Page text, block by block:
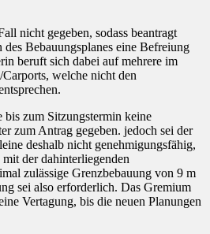
nicht gegeben, sodass beantragt
Bebauungsplanes eine Befreiung
beruft sich dabei auf mehrere im
welche nicht den
zum Sitzungstermin keine
zum Antrag gegeben. jedoch sei der
deshalb nicht genehmigungsfähig,
der dahinterliegenden
zulässige Grenzbebauung von 9 m
sei also erforderlich. Das Gremium
Vertagung, bis die neuen Planungen